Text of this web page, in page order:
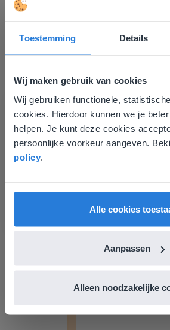
Toestemming Details
Wij maken gebruik van cookies
Wij gebruiken functionele,
cookies. Hierdoor kunnen we je
helpen. Je kunt deze cookies
persoonlijke voorkeur aangeven.
policy
Alle cookies
Aanpassen
Alleen noodzakelijke
Ontdek
Groep 8, Blok 9, Week 3,
Les
Groep 8, Blok 9,
Les 11
Groep 8, Blok 10, Week 2,
Deze website komt
overeen met je
Gezien je locatie, denken we
liever naar de website voor
English